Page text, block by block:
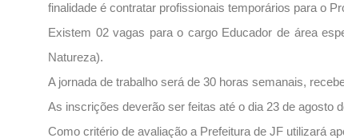
finalidade é contratar profissionais temporários para o
Existem 02 vagas para o cargo Educador de área
Natureza).
A jornada de trabalho será de 30 horas semanais,
As inscrições deverão ser feitas até o dia 23 de agosto
Como critério de avaliação a Prefeitura de JF utilizará